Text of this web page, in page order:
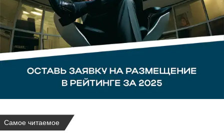
Самое читаемое